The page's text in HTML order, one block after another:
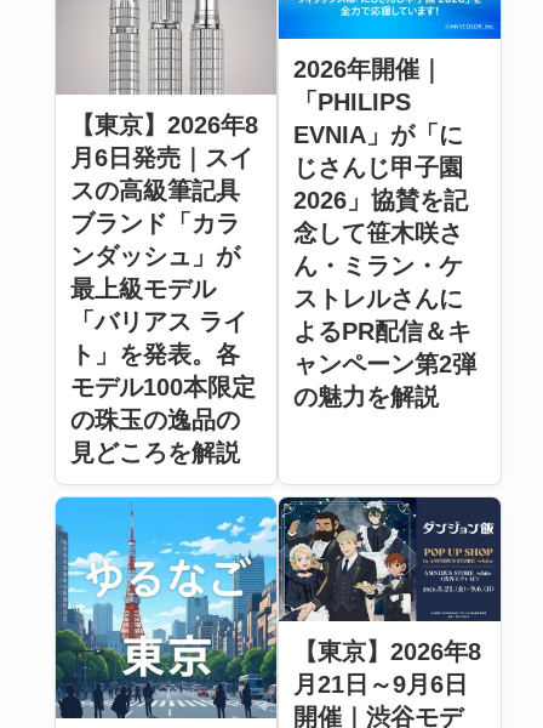
【東京】2026年8
月6日発売｜スイ
スの高級筆記具
ブランド「カラ
ンダッシュ」が
最上級モデル
「バリアス ライ
ト」を発表。各
モデル100本限定
の珠玉の逸品の
見どころを解説
2026年開催｜
「PHILIPS
EVNIA」が「に
じさんじ甲子園
2026」協賛を記
念して笹木咲さ
ん・ミラン・ケ
ストレルさんに
よるPR配信＆キ
ャンペーン第2弾
の魅力を解説
【東京】2026年8
月21日～9月6日
開催｜渋谷モデ